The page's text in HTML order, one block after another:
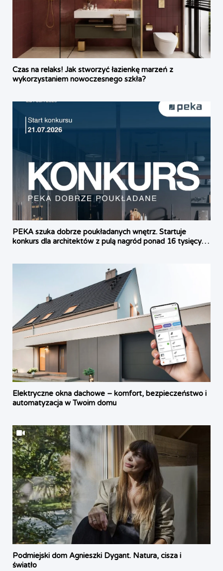
Czas na relaks! Jak stworzyć łazienkę marzeń z
wykorzystaniem nowoczesnego szkła?
PEKA szuka dobrze poukładanych wnętrz. Startuje
konkurs dla architektów z pulą nagród ponad 16 tysięcy
Elektryczne okna dachowe – komfort, bezpieczeństwo i
automatyzacja w Twoim domu
Podmiejski dom Agnieszki Dygant. Natura, cisza i
światło